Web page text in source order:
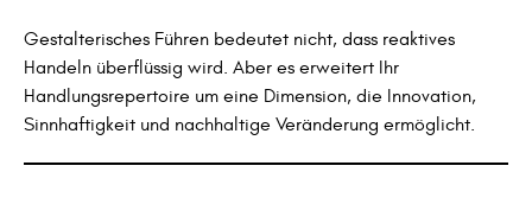
Gestalterisches Führen bedeutet nicht, dass reaktives
Handeln überflüssig wird. Aber es erweitert Ihr
Handlungsrepertoire um eine Dimension, die Innovation,
Sinnhaftigkeit und nachhaltige Veränderung ermöglicht.